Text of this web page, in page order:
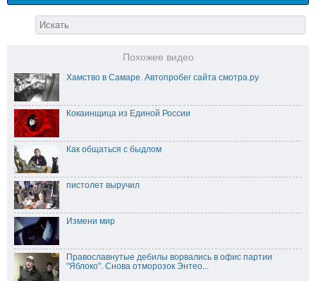
Похожее видео
Хамство в Самаре. Автопробег сайта смотра.ру
Кокаинщица из Единой России
Как общаться с быдлом
пистолет выручил
Измени мир
Православнутые дебилы ворвались в офис партии
"Яблоко". Снова отморозок Энтео...